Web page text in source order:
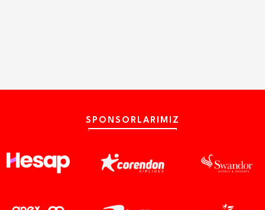
SPONSORLARIMIZ